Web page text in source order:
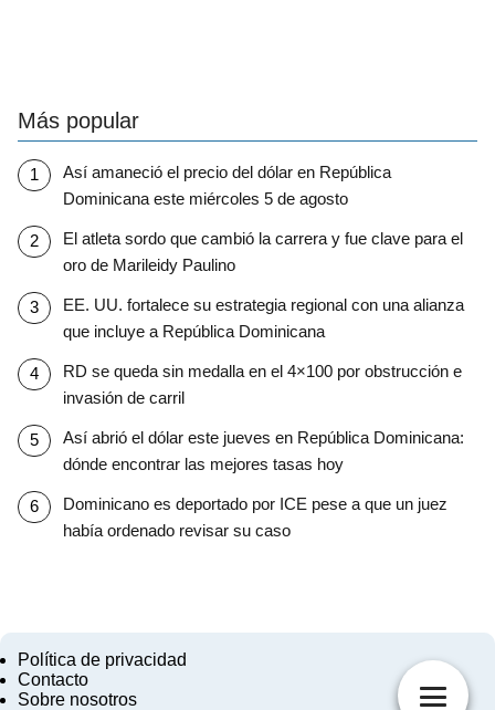
Más popular
Así amaneció el precio del dólar en República
Dominicana este miércoles 5 de agosto
El atleta sordo que cambió la carrera y fue clave para el
oro de Marileidy Paulino
EE. UU. fortalece su estrategia regional con una alianza
que incluye a República Dominicana
RD se queda sin medalla en el 4×100 por obstrucción e
invasión de carril
Así abrió el dólar este jueves en República Dominicana:
dónde encontrar las mejores tasas hoy
Dominicano es deportado por ICE pese a que un juez
había ordenado revisar su caso
Política de privacidad
Contacto
Sobre nosotros